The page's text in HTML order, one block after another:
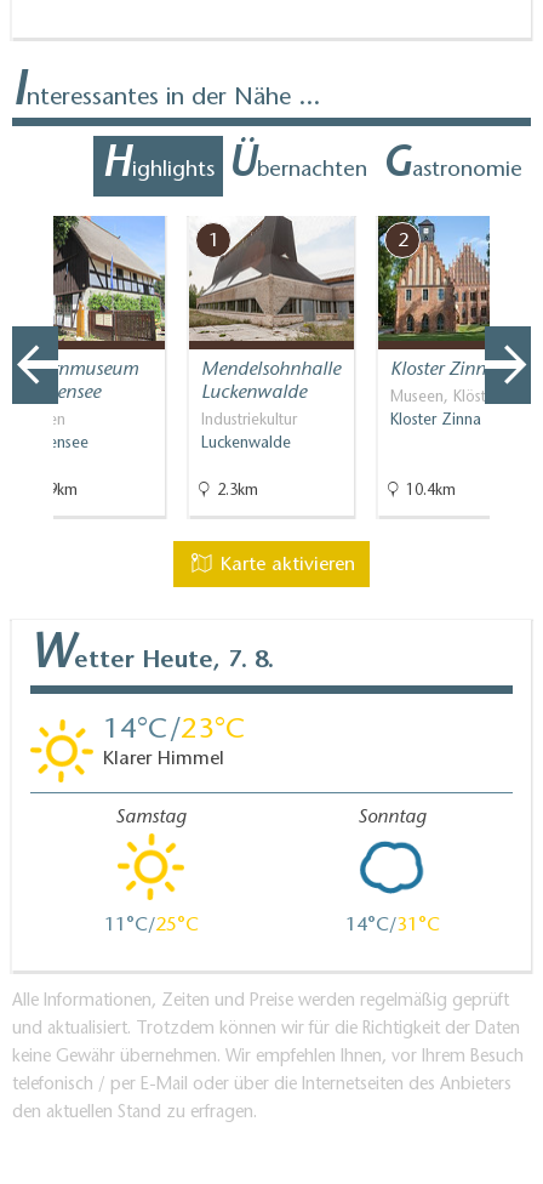
Interessantes in der Nähe ...
Highlights Übernachten Gastronomie
Bauernmuseum
Blankensee
Museen
Blankensee
16.9km
1
Mendelsohnhalle
Luckenwalde
Industriekultur
Luckenwalde
2.3km
2
Kloster Zinna
Museen, Klöster
Kloster Zinna
10.4km
Karte aktivieren
Wetter Heute, 7. 8.
14 23
Klarer Himmel
Samstag
11 25
Sonntag
14 31
Alle Informationen, Zeiten und Preise werden regelmäßig geprüft
und aktualisiert. Trotzdem können wir für die Richtigkeit der Daten
keine Gewähr übernehmen. Wir empfehlen Ihnen, vor Ihrem Besuch
telefonisch / per E-Mail oder über die Internetseiten des Anbieters
den aktuellen Stand zu erfragen.